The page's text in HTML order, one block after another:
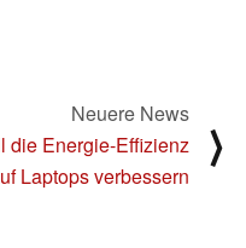
Neuere News
die Energie-Effizienz
Laptops verbessern
⟩